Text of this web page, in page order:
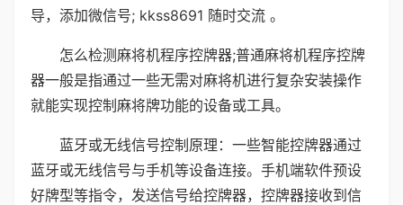
导，添加微信号; kkss8691 随时交流 。
怎么检测麻将机程序控牌器;普通麻将机程序控牌
器一般是指通过一些无需对麻将机进行复杂安装操作
就能实现控制麻将牌功能的设备或工具。
蓝牙或无线信号控制原理：一些智能控牌器通过
蓝牙或无线信号与手机等设备连接。手机端软件预设
好牌型等指令，发送信号给控牌器，控牌器接收到信